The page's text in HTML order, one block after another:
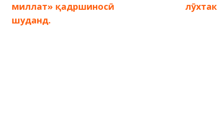
записям
миллат» қадршиносӣ
шуданд.